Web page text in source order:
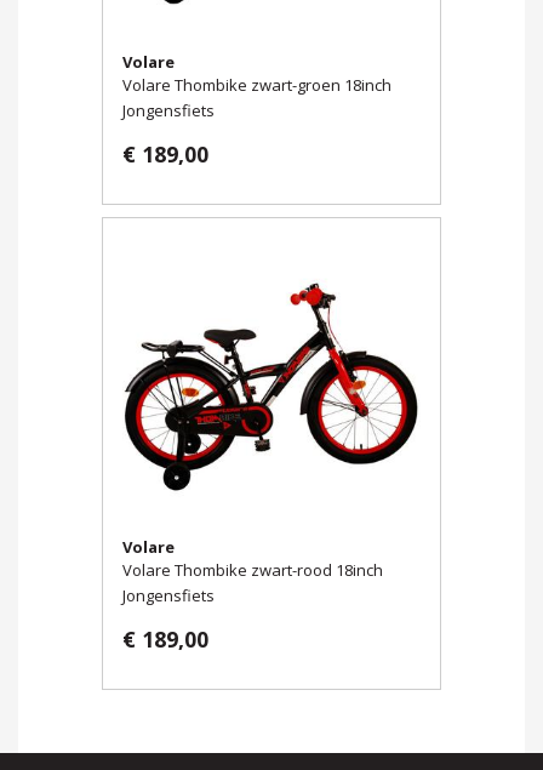
Volare
Volare Thombike zwart-groen 18inch
Jongensfiets
€ 189,00
Volare
Volare Thombike zwart-rood 18inch
Jongensfiets
€ 189,00